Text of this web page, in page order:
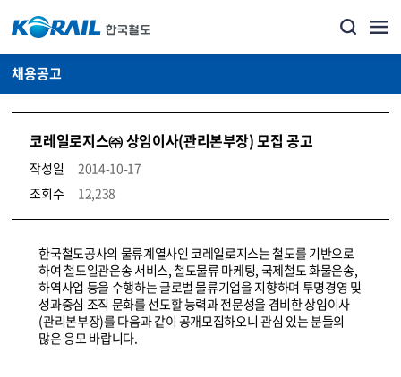
채용공고
코레일로지스㈜ 상임이사(관리본부장) 모집 공고
작성일
2014-10-17
조회수
12,238
코레일소개_경영공시_채용공고 상세보기 – 내용, 파일, 담당자 연락처로 구성
한국철도공사의 물류계열사인 코레일로지스는 철도를 기반으로
하여 철도일관운송 서비스, 철도물류 마케팅, 국제철도 화물운송,
하역사업 등을 수행하는 글로벌 물류기업을 지향하며 투명경영 및
성과중심 조직 문화를 선도할 능력과 전문성을 겸비한 상임이사
(관리본부장)를 다음과 같이 공개모집하오니 관심 있는 분들의
많은 응모 바랍니다.